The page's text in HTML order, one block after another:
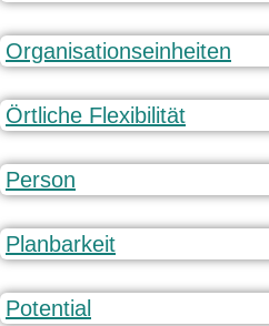
Organisationseinheiten
Örtliche Flexibilität
Person
Planbarkeit
Potential